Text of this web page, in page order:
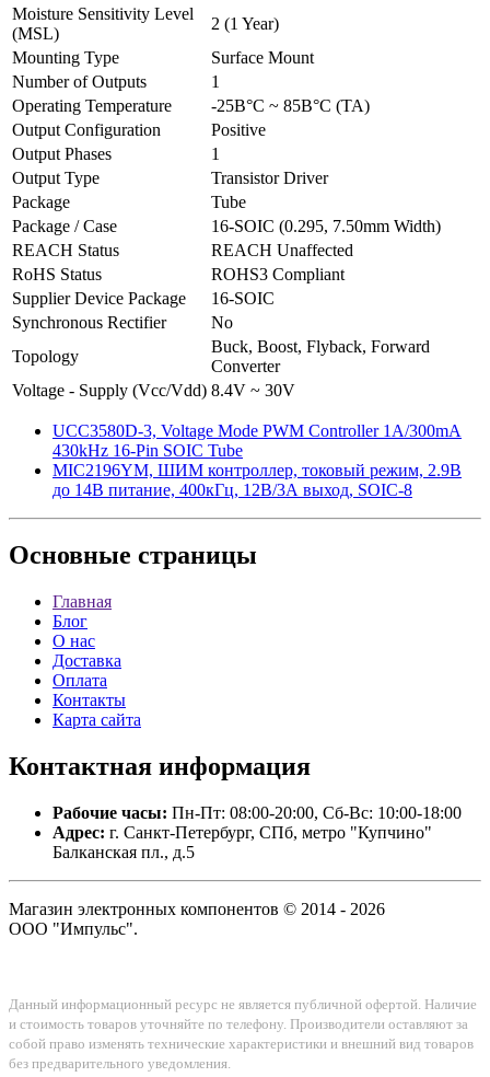
Moisture Sensitivity Level
(MSL)
2 (1 Year)
Mounting Type
Surface Mount
Number of Outputs
1
Operating Temperature
-25В°C ~ 85В°C (TA)
Output Configuration
Positive
Output Phases
1
Output Type
Transistor Driver
Package
Tube
Package / Case
16-SOIC (0.295, 7.50mm Width)
REACH Status
REACH Unaffected
RoHS Status
ROHS3 Compliant
Supplier Device Package
16-SOIC
Synchronous Rectifier
No
Topology
Buck, Boost, Flyback, Forward
Converter
Voltage - Supply (Vcc/Vdd) 8.4V ~ 30V
UCC3580D-3, Voltage Mode PWM Controller 1A/300mA
430kHz 16-Pin SOIC Tube
MIC2196YM, ШИМ контроллер, токовый режим, 2.9В
до 14В питание, 400кГц, 12В/3А выход, SOIC-8
Основные страницы
Главная
Блог
О нас
Доставка
Оплата
Контакты
Карта сайта
Контактная информация
Рабочие часы: Пн-Пт: 08:00-20:00, Сб-Вс: 10:00-18:00
Адрес: г. Санкт-Петербург, СПб, метро "Купчино"
Балканская пл., д.5
Магазин электронных компонентов © 2014 - 2026
ООО "Импульс".
Данный информационный ресурс не является публичной офертой. Наличие
и стоимость товаров уточняйте по телефону. Производители оставляют за
собой право изменять технические характеристики и внешний вид товаров
без предварительного уведомления.